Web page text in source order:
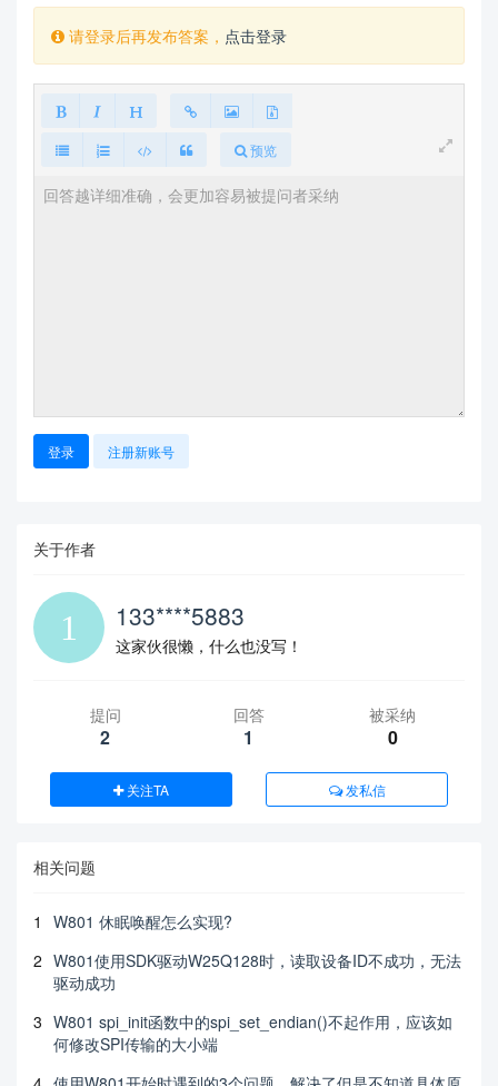
请登录后再发布答案， 点击登录
预览
登录 注册新账号
关于作者
133****5883
这家伙很懒，什么也没写！
提问
2
回答
1
被采纳
0
关注TA 发私信
相关问题
1
W801 休眠唤醒怎么实现?
2 W801使用SDK驱动W25Q128时，读取设备ID不成功，无法
驱动成功
3 W801 spi_init函数中的spi_set_endian()不起作用，应该如
何修改SPI传输的大小端